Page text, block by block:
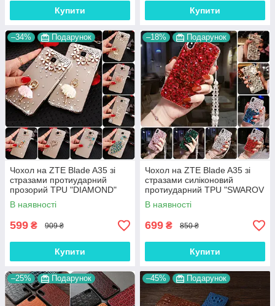
Купити Купити
–34% Подарунок
Чохол на ZTE Blade A35 зі
стразами протиударний
прозорий TPU "DIAMOND"
В наявності
599 ₴ 909 ₴
Купити
–18% Подарунок
Чохол на ZTE Blade A35 зі
стразами силіконовий
протиударний TPU "SWAROV
LUXURY"
В наявності
699 ₴ 850 ₴
Купити
–25% Подарунок –45% Подарунок